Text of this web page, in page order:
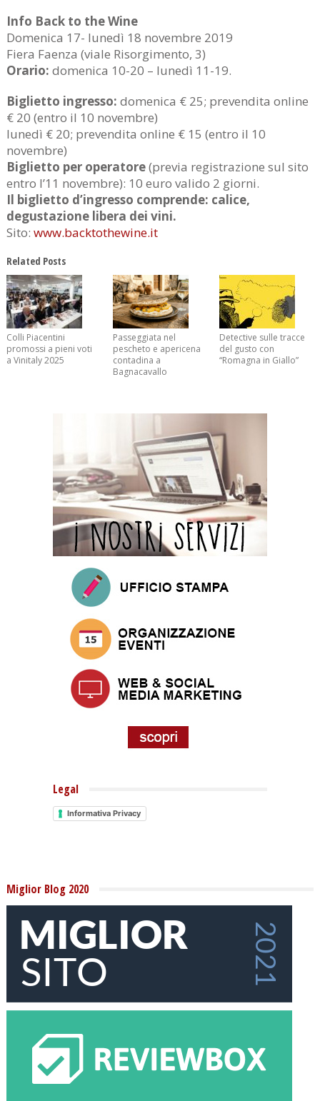
Info Back to the Wine
Domenica 17- lunedì 18 novembre 2019
Fiera Faenza (viale Risorgimento, 3)
Orario: domenica 10-20 – lunedì 11-19.
Biglietto ingresso: domenica € 25; prevendita online
€ 20 (entro il 10 novembre)
lunedì € 20; prevendita online € 15 (entro il 10
novembre)
Biglietto per operatore(previa registrazione sul sito
entro l’11 novembre): 10 euro valido 2 giorni.
Il biglietto d’ingresso comprende: calice,
degustazione libera dei vini.
Sito: www.backtothewine.it
Related Posts
Colli Piacentini
promossi a pieni voti
a Vinitaly 2025
Passeggiata nel
pescheto e apericena
contadina a
Bagnacavallo
Detective sulle tracce
del gusto con
“Romagna in Giallo”
Legal
Informativa Privacy
Miglior Blog 2020